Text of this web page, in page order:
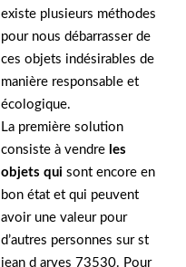
existe plusieurs méthodes
pour nous débarrasser de
ces objets indésirables de
manière responsable et
écologique.
La première solution
consiste à vendre les
objets qui sont encore en
bon état et qui peuvent
avoir une valeur pour
d’autres personnes sur st
jean d arves 73530. Pour